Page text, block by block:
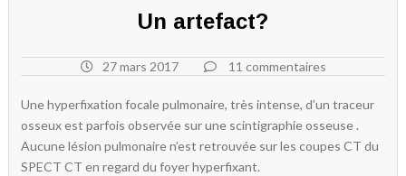
Un artefact?
27 mars 2017 11 commentaires
Une hyperfixation focale pulmonaire, très intense, d’un traceur
osseux est parfois observée sur une scintigraphie osseuse .
Aucune lésion pulmonaire n’est retrouvée sur les coupes CT du
SPECT CT en regard du foyer hyperfixant.